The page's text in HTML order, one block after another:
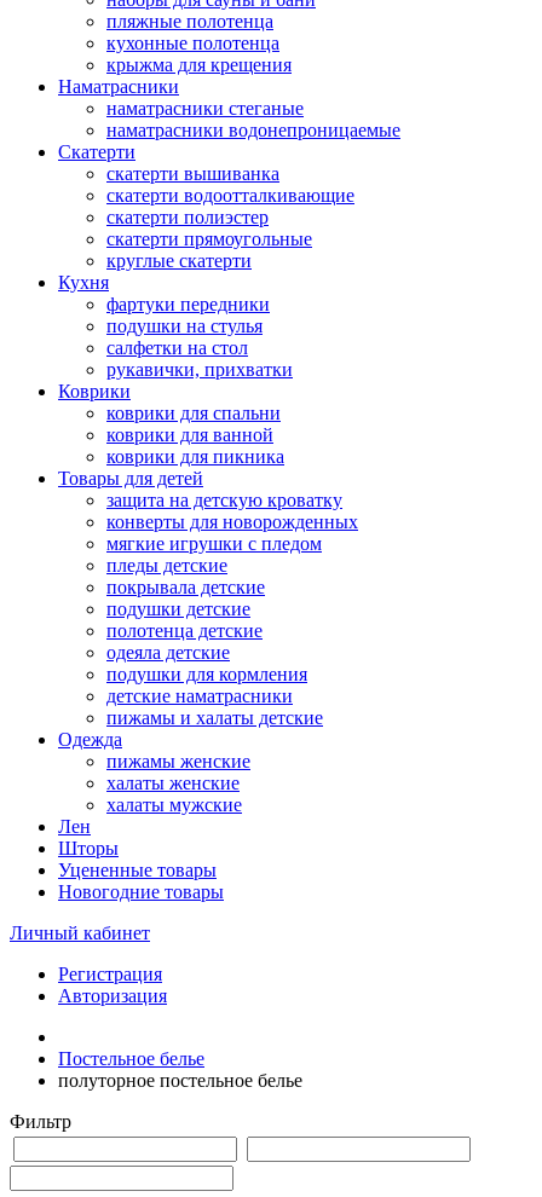
пляжные полотенца
кухонные полотенца
крыжма для крещения
Наматрасники
наматрасники стеганые
наматрасники водонепроницаемые
Скатерти
скатерти вышиванка
скатерти водоотталкивающие
скатерти полиэстер
скатерти прямоугольные
круглые скатерти
Кухня
фартуки передники
подушки на стулья
салфетки на стол
рукавички, прихватки
Коврики
коврики для спальни
коврики для ванной
коврики для пикника
Товары для детей
защита на детскую кроватку
конверты для новорожденных
мягкие игрушки с пледом
пледы детские
покрывала детские
подушки детские
полотенца детские
одеяла детские
подушки для кормления
детские наматрасники
пижамы и халаты детские
Одежда
пижамы женские
халаты женские
халаты мужские
Лен
Шторы
Уцененные товары
Новогодние товары
Личный кабинет
Регистрация
Авторизация
Постельное белье
полуторное постельное белье
Фильтр